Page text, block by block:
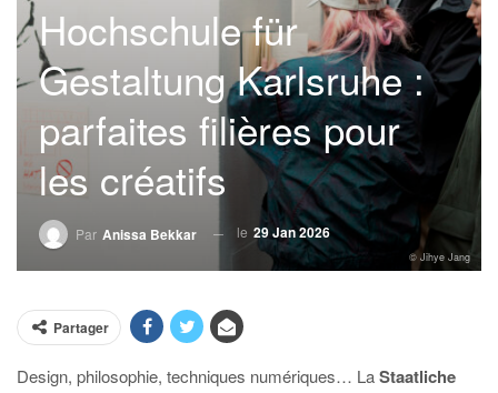
Hochschule für
Gestaltung Karlsruhe :
parfaites filières pour
les créatifs
Par Anissa Bekkar le 29 Jan 2026
© Jihye Jang
Partager
Design, philosophie, techniques numériques… LaStaatliche